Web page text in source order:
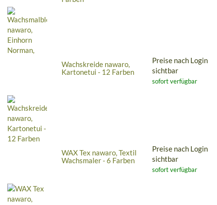
Wachskreide nawaro,
Kartonetui - 12 Farben
Preise nach Login
sichtbar
sofort verfügbar
WAX Tex nawaro, Textil
Wachsmaler - 6 Farben
Preise nach Login
sichtbar
sofort verfügbar